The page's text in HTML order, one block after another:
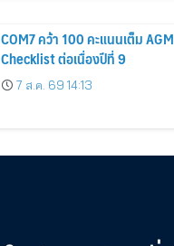
COM7 คว้า 100 คะแนนเต็ม AGM
Checklist ต่อเนื่องปีที่ 9
7 ส.ค. 69 14:13